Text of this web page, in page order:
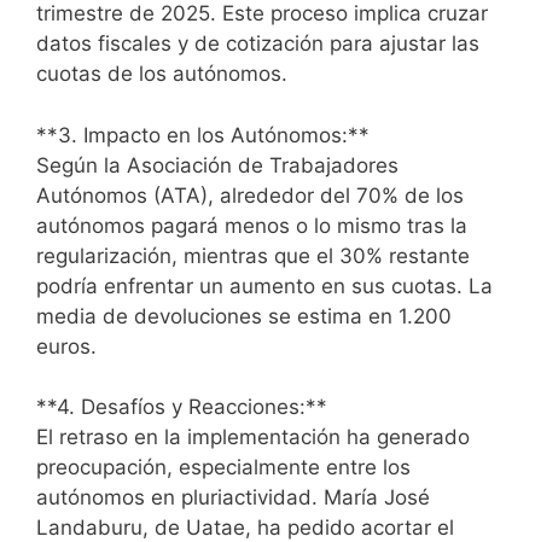
trimestre de 2025. Este proceso implica cruzar
datos fiscales y de cotización para ajustar las
cuotas de los autónomos.
**3. Impacto en los Autónomos:**
Según la Asociación de Trabajadores
Autónomos (ATA), alrededor del 70% de los
autónomos pagará menos o lo mismo tras la
regularización, mientras que el 30% restante
podría enfrentar un aumento en sus cuotas. La
media de devoluciones se estima en 1.200
euros.
**4. Desafíos y Reacciones:**
El retraso en la implementación ha generado
preocupación, especialmente entre los
autónomos en pluriactividad. María José
Landaburu, de Uatae, ha pedido acortar el